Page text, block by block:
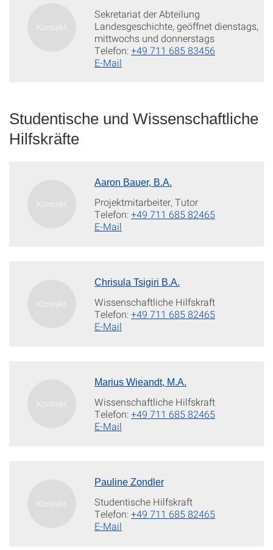
Sekretariat der Abteilung
Landesgeschichte, geöffnet dienstags,
mittwochs und donnerstags
Telefon:+49 711 685 83456
E-Mail
Studentische und Wissenschaftliche
Hilfskräfte
Aaron Bauer, B.A.
Projektmitarbeiter, Tutor
Telefon:+49 711 685 82465
E-Mail
Chrisula Tsigiri B.A.
Wissenschaftliche Hilfskraft
Telefon:+49 711 685 82465
E-Mail
Marius Wieandt, M.A.
Wissenschaftliche Hilfskraft
Telefon:+49 711 685 82465
E-Mail
Pauline Zondler
Studentische Hilfskraft
Telefon:+49 711 685 82465
E-Mail